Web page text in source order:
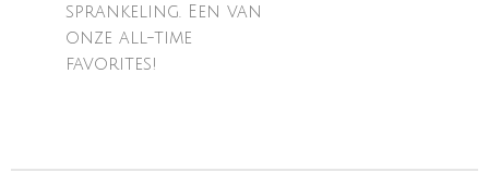
sprankeling. Een van
onze all-time
favorites!